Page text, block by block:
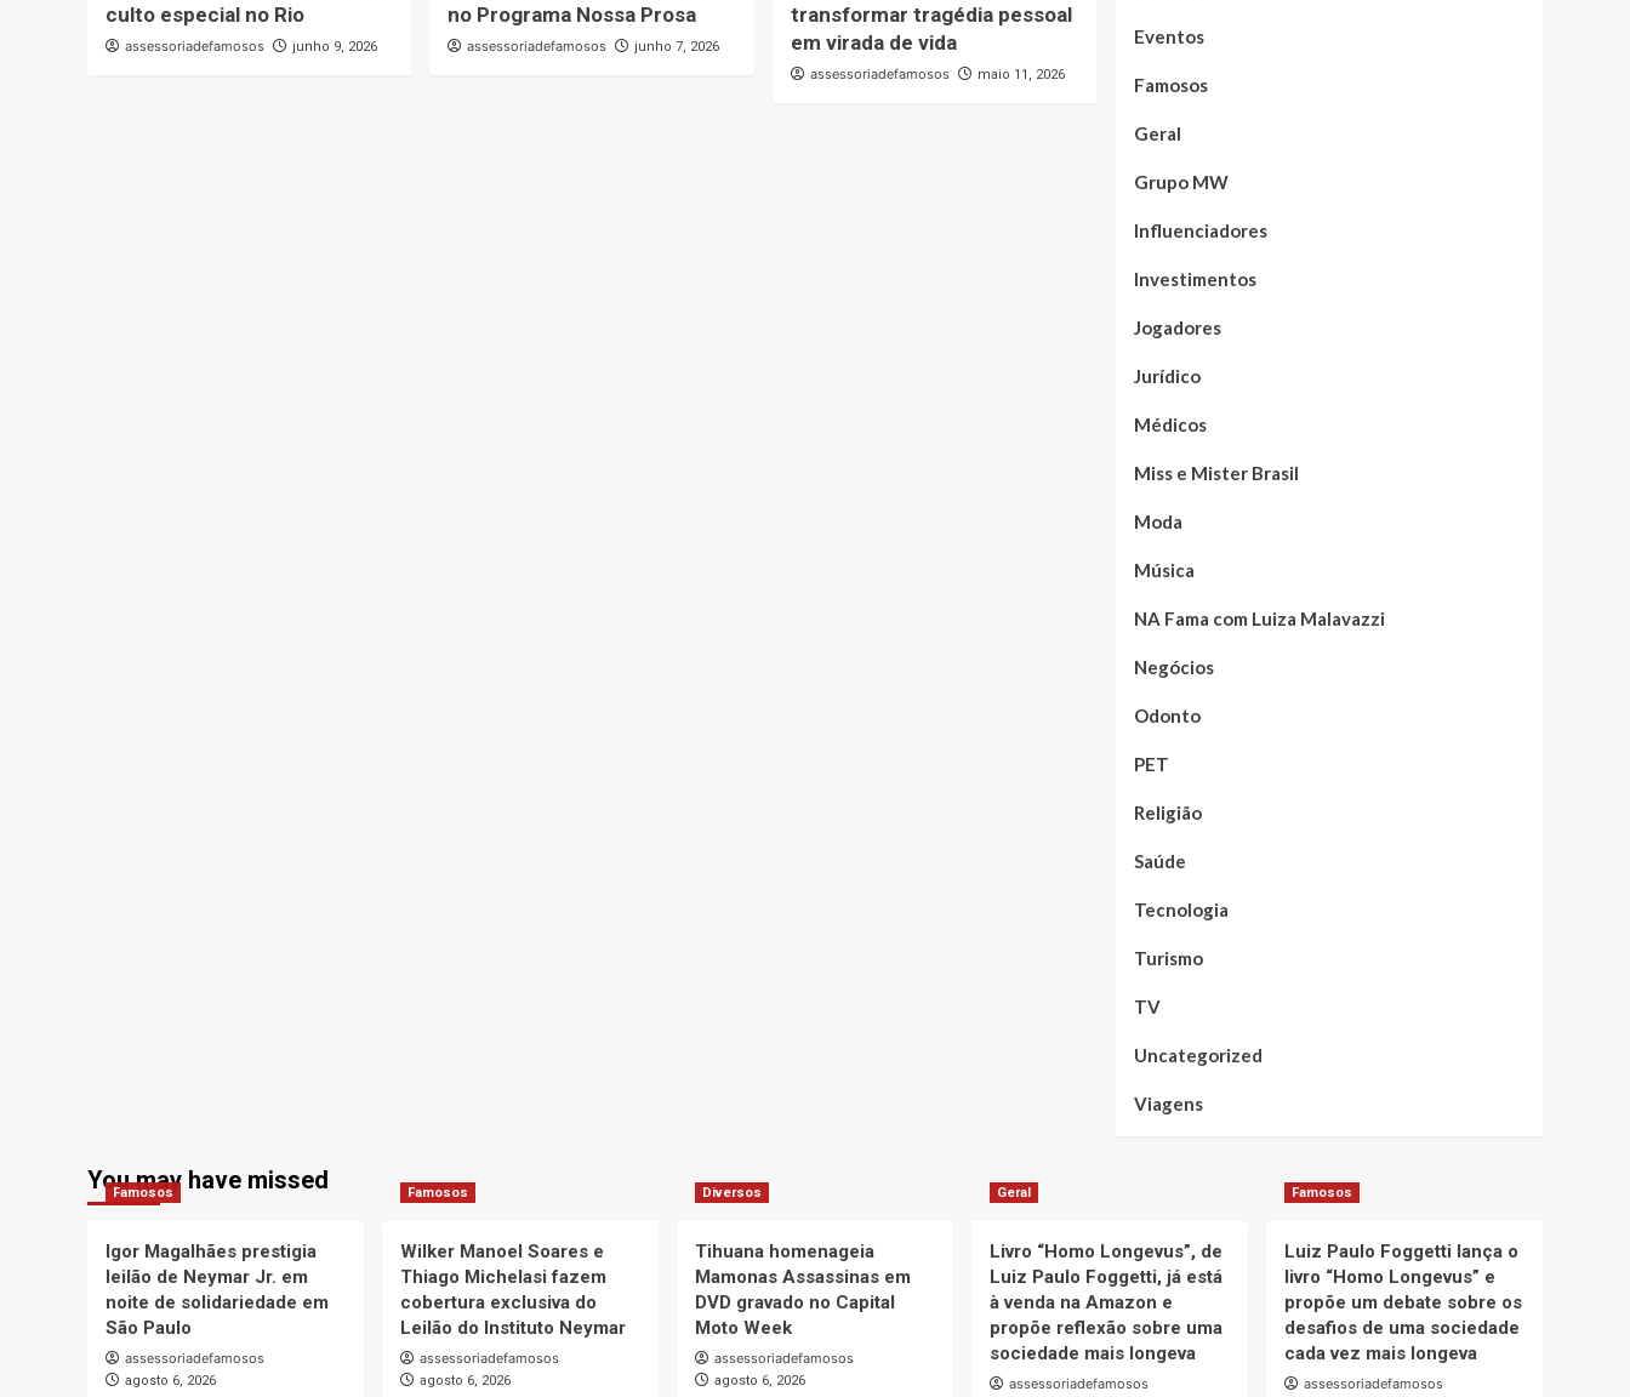
culto especial no Rio
assessoriadefamosos junho 9, 2026
no Programa Nossa Prosa
assessoriadefamosos junho 7, 2026
transformar tragédia pessoal
em virada de vida
assessoriadefamosos maio 11, 2026
Eventos
Famosos
Geral
Grupo MW
Influenciadores
Investimentos
Jogadores
Jurídico
Médicos
Miss e Mister Brasil
Moda
Música
NA Fama com Luiza Malavazzi
Negócios
Odonto
PET
Religião
Saúde
Tecnologia
Turismo
TV
Uncategorized
Viagens
You may have missed
Famosos
Igor Magalhães prestigia
leilão de Neymar Jr. em
noite de solidariedade em
São Paulo
assessoriadefamosos
agosto 6, 2026
Famosos
Wilker Manoel Soares e
Thiago Michelasi fazem
cobertura exclusiva do
Leilão do Instituto Neymar
assessoriadefamosos
agosto 6, 2026
Diversos
Tihuana homenageia
Mamonas Assassinas em
DVD gravado no Capital
Moto Week
assessoriadefamosos
agosto 6, 2026
Geral
Livro “Homo Longevus”, de
Luiz Paulo Foggetti, já está
à venda na Amazon e
propõe reflexão sobre uma
sociedade mais longeva
assessoriadefamosos
Famosos
Luiz Paulo Foggetti lança o
livro “Homo Longevus” e
propõe um debate sobre os
desafios de uma sociedade
cada vez mais longeva
assessoriadefamosos